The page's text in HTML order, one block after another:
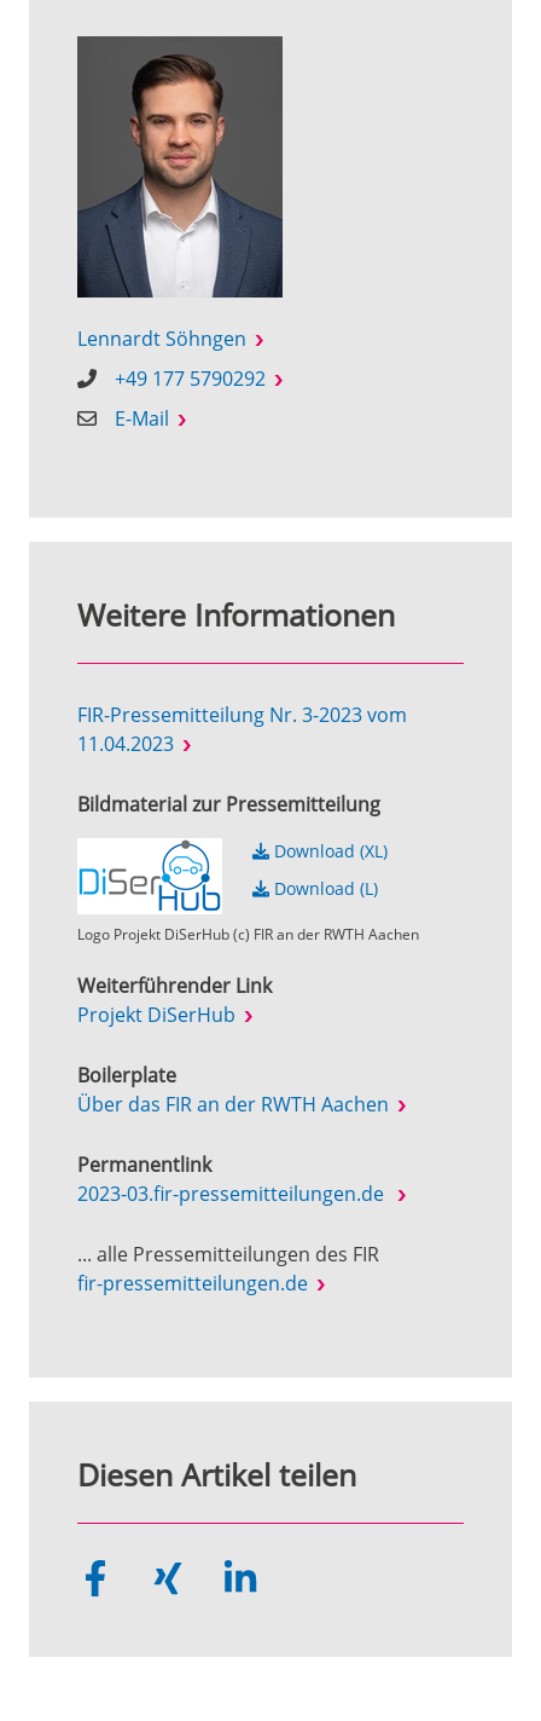
Lennardt Söhngen
+49 177 5790292
E-Mail
Weitere Informationen
FIR-Pressemitteilung Nr. 3-2023 vom
11.04.2023
Bildmaterial zur Pressemitteilung
Download (XL)
Download (L)
Logo Projekt DiSerHub (c) FIR an der RWTH Aachen
Weiterführender Link
Projekt DiSerHub
Boilerplate
Über das FIR an der RWTH Aachen
Permanentlink
2023-03.fir-pressemitteilungen.de
... alle Pressemitteilungen des FIR
fir-pressemitteilungen.de
Diesen Artikel teilen